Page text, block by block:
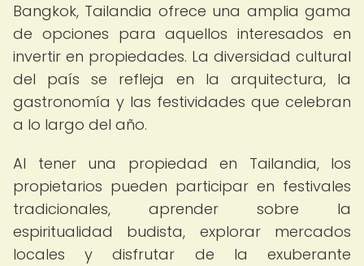
Bangkok, Tailandia ofrece una amplia gama
de opciones para aquellos interesados en
invertir en propiedades. La diversidad cultural
del país se refleja en la arquitectura, la
gastronomía y las festividades que celebran
a lo largo del año.
Al tener una propiedad en Tailandia, los
propietarios pueden participar en festivales
tradicionales, aprender sobre la
espiritualidad budista, explorar mercados
locales y disfrutar de la exuberante